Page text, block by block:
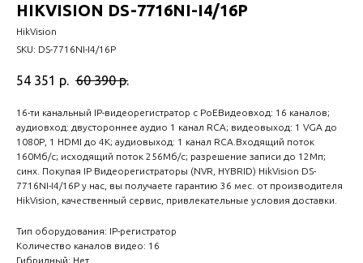
HIKVISION DS-7716NI-I4/16P
HikVision
SKU: DS-7716NI-I4/16P
54 351 р. 60 390 р.
16-ти канальный IP-видеорегистратор c PoEВидеовход: 16 каналов;
аудиовход: двустороннее аудио 1 канал RCA; видеовыход: 1 VGA до
1080Р, 1 HDMI до 4К; аудиовыход: 1 канал RCA.Входящий поток
160Мб/с; исходящий поток 256Мб/с; разрешение записи до 12Мп;
синх. Покупая IP Видеорегистраторы (NVR, HYBRID) HikVision DS-
7716NI-I4/16P у нас, вы получаете гарантию 36 мес. от производителя
HikVision, качественный сервис, привлекательные условия доставки.
Тип оборудования: IP-регистратор
Количество каналов видео: 16
Гибридный: Нет